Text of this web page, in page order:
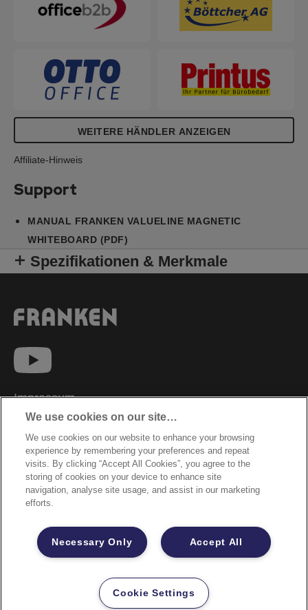
WEITERE HÄNDLER ANZEIGEN
Affiliate-Hinweis
Support
MANUAL FRANKEN VALUELINE MAGNETIC
WHITEBOARD (PDF)
Spezifikationen & Merkmale
Impressum
Datenschutzhinweise
Datenzugriffsberechtigung
Sicherheitsdatenblätter
Cookie Richtlinie
Rechtliche Hinweise
Garantiebestimmungen
Site Map
©2026 ACCO Brands
We use cookies on our site…
We use cookies on our website to enhance your browsing
experience by remembering your preferences and repeat
visits. By clicking “Accept All Cookies”, you agree to the
storing of cookies on your device to enhance site
navigation, analyse site usage, and assist in our marketing
efforts.
Accept All
Necessary Only
Cookie Settings